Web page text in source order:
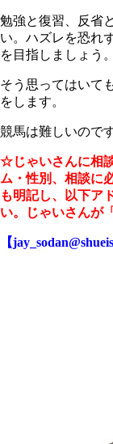
勉強と復習、反省
い。ハズレを恐れず
を目指しましょう。
そう思ってはいて
をします。
競馬は難しいのです
☆じゃいさんに相
ム・性別、相談に
も明記し、以下ア
い。じゃいさんが
【